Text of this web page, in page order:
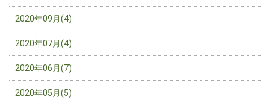
2020年09月(4)
2020年07月(4)
2020年06月(7)
2020年05月(5)